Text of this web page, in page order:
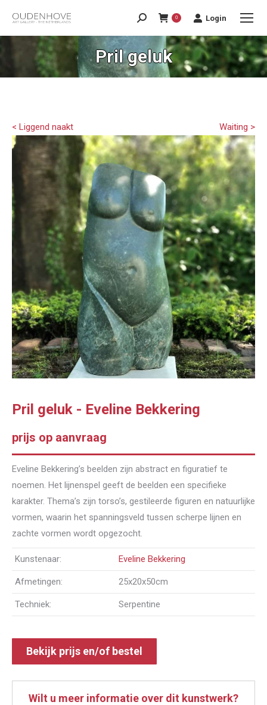
0 Login
Pril geluk
Waiting >
< Liggend naakt
Pril geluk - Eveline Bekkering
prijs op aanvraag
Eveline Bekkering’s beelden zijn abstract en figuratief te
noemen. Het lijnenspel geeft de beelden een specifieke
karakter. Thema’s zijn torso’s, gestileerde figuren en natuurlijke
vormen, waarin het spanningsveld tussen scherpe lijnen en
zachte vormen wordt opgezocht.
Kunstenaar: Eveline Bekkering
Afmetingen: 25x20x50cm
Techniek: Serpentine
Bekijk prijs en/of bestel
Wilt u meer informatie over dit kunstwerk?